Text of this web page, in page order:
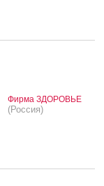
Фирма ЗДОРОВЬЕ
(Россия)